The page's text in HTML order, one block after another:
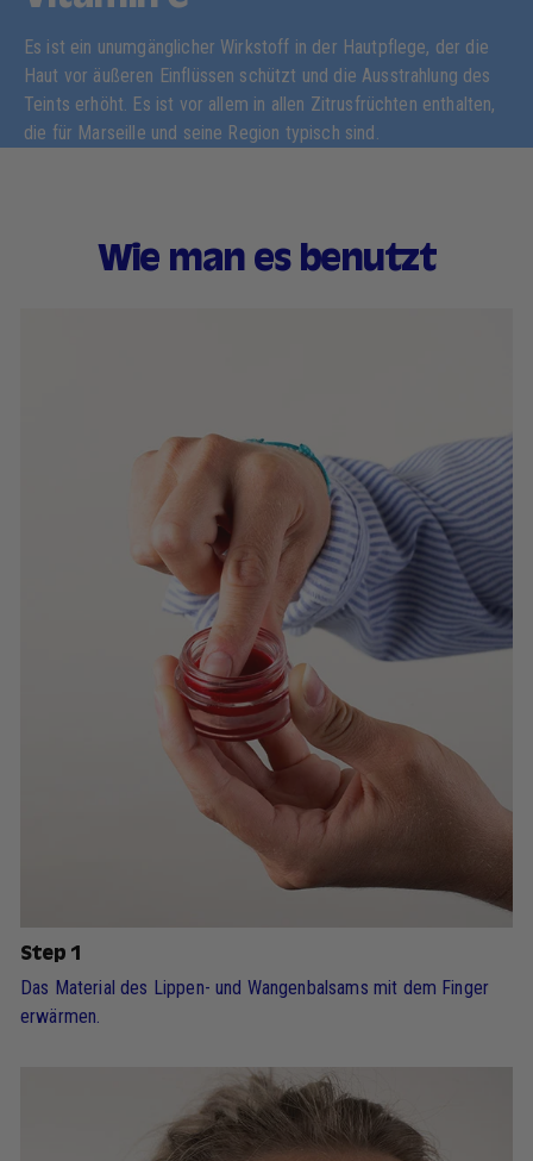
Es ist ein unumgänglicher Wirkstoff in der Hautpflege, der die
Haut vor äußeren Einflüssen schützt und die Ausstrahlung des
Teints erhöht. Es ist vor allem in allen Zitrusfrüchten enthalten,
die für Marseille und seine Region typisch sind.
Wie man es benutzt
Step 1
Das Material des Lippen- und Wangenbalsams mit dem Finger
erwärmen.